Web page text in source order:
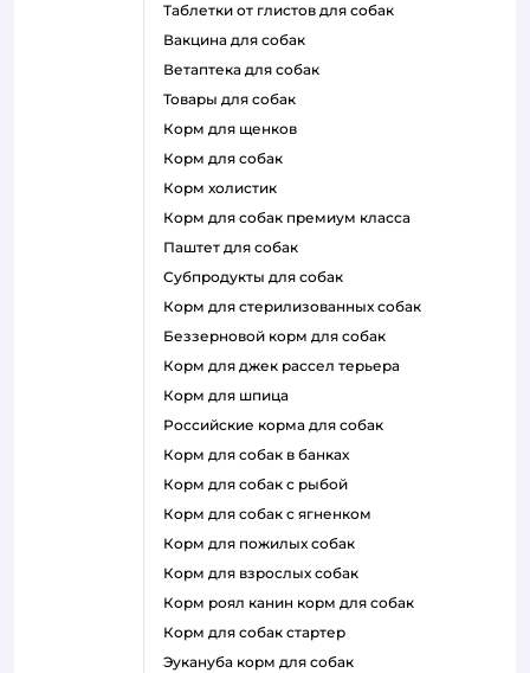
таблетки от глистов для собак
вакцина для собак
ветаптека для собак
товары для собак
корм для щенков
корм для собак
корм холистик
корм для собак премиум класса
паштет для собак
субпродукты для собак
корм для стерилизованных собак
беззерновой корм для собак
корм для джек рассел терьера
корм для шпица
российские корма для собак
корм для собак в банках
корм для собак с рыбой
корм для собак с ягненком
корм для пожилых собак
корм для взрослых собак
корм роял канин корм для собак
корм для собак стартер
эукануба корм для собак